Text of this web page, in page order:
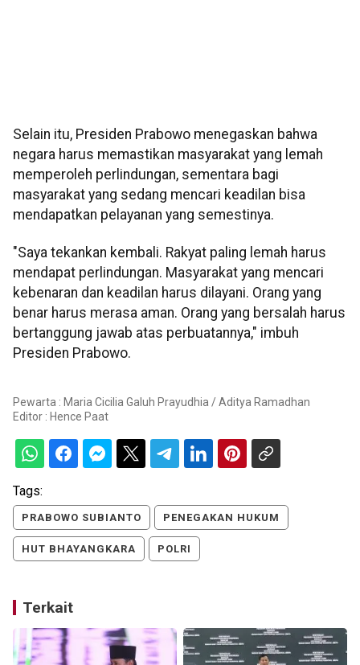
Selain itu, Presiden Prabowo menegaskan bahwa
negara harus memastikan masyarakat yang lemah
memperoleh perlindungan, sementara bagi
masyarakat yang sedang mencari keadilan bisa
mendapatkan pelayanan yang semestinya.
"Saya tekankan kembali. Rakyat paling lemah harus
mendapat perlindungan. Masyarakat yang mencari
kebenaran dan keadilan harus dilayani. Orang yang
benar harus merasa aman. Orang yang bersalah harus
bertanggung jawab atas perbuatannya," imbuh
Presiden Prabowo.
Pewarta : Maria Cicilia Galuh Prayudhia / Aditya Ramadhan
Editor : Hence Paat
Tags:
PRABOWO SUBIANTO PENEGAKAN HUKUM
HUT BHAYANGKARA POLRI
Terkait